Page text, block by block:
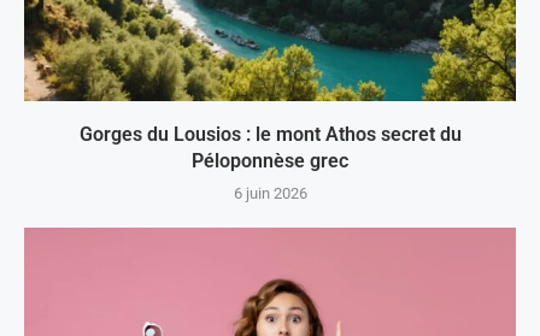
Gorges du Lousios : le mont Athos secret du
Péloponnèse grec
6 juin 2026